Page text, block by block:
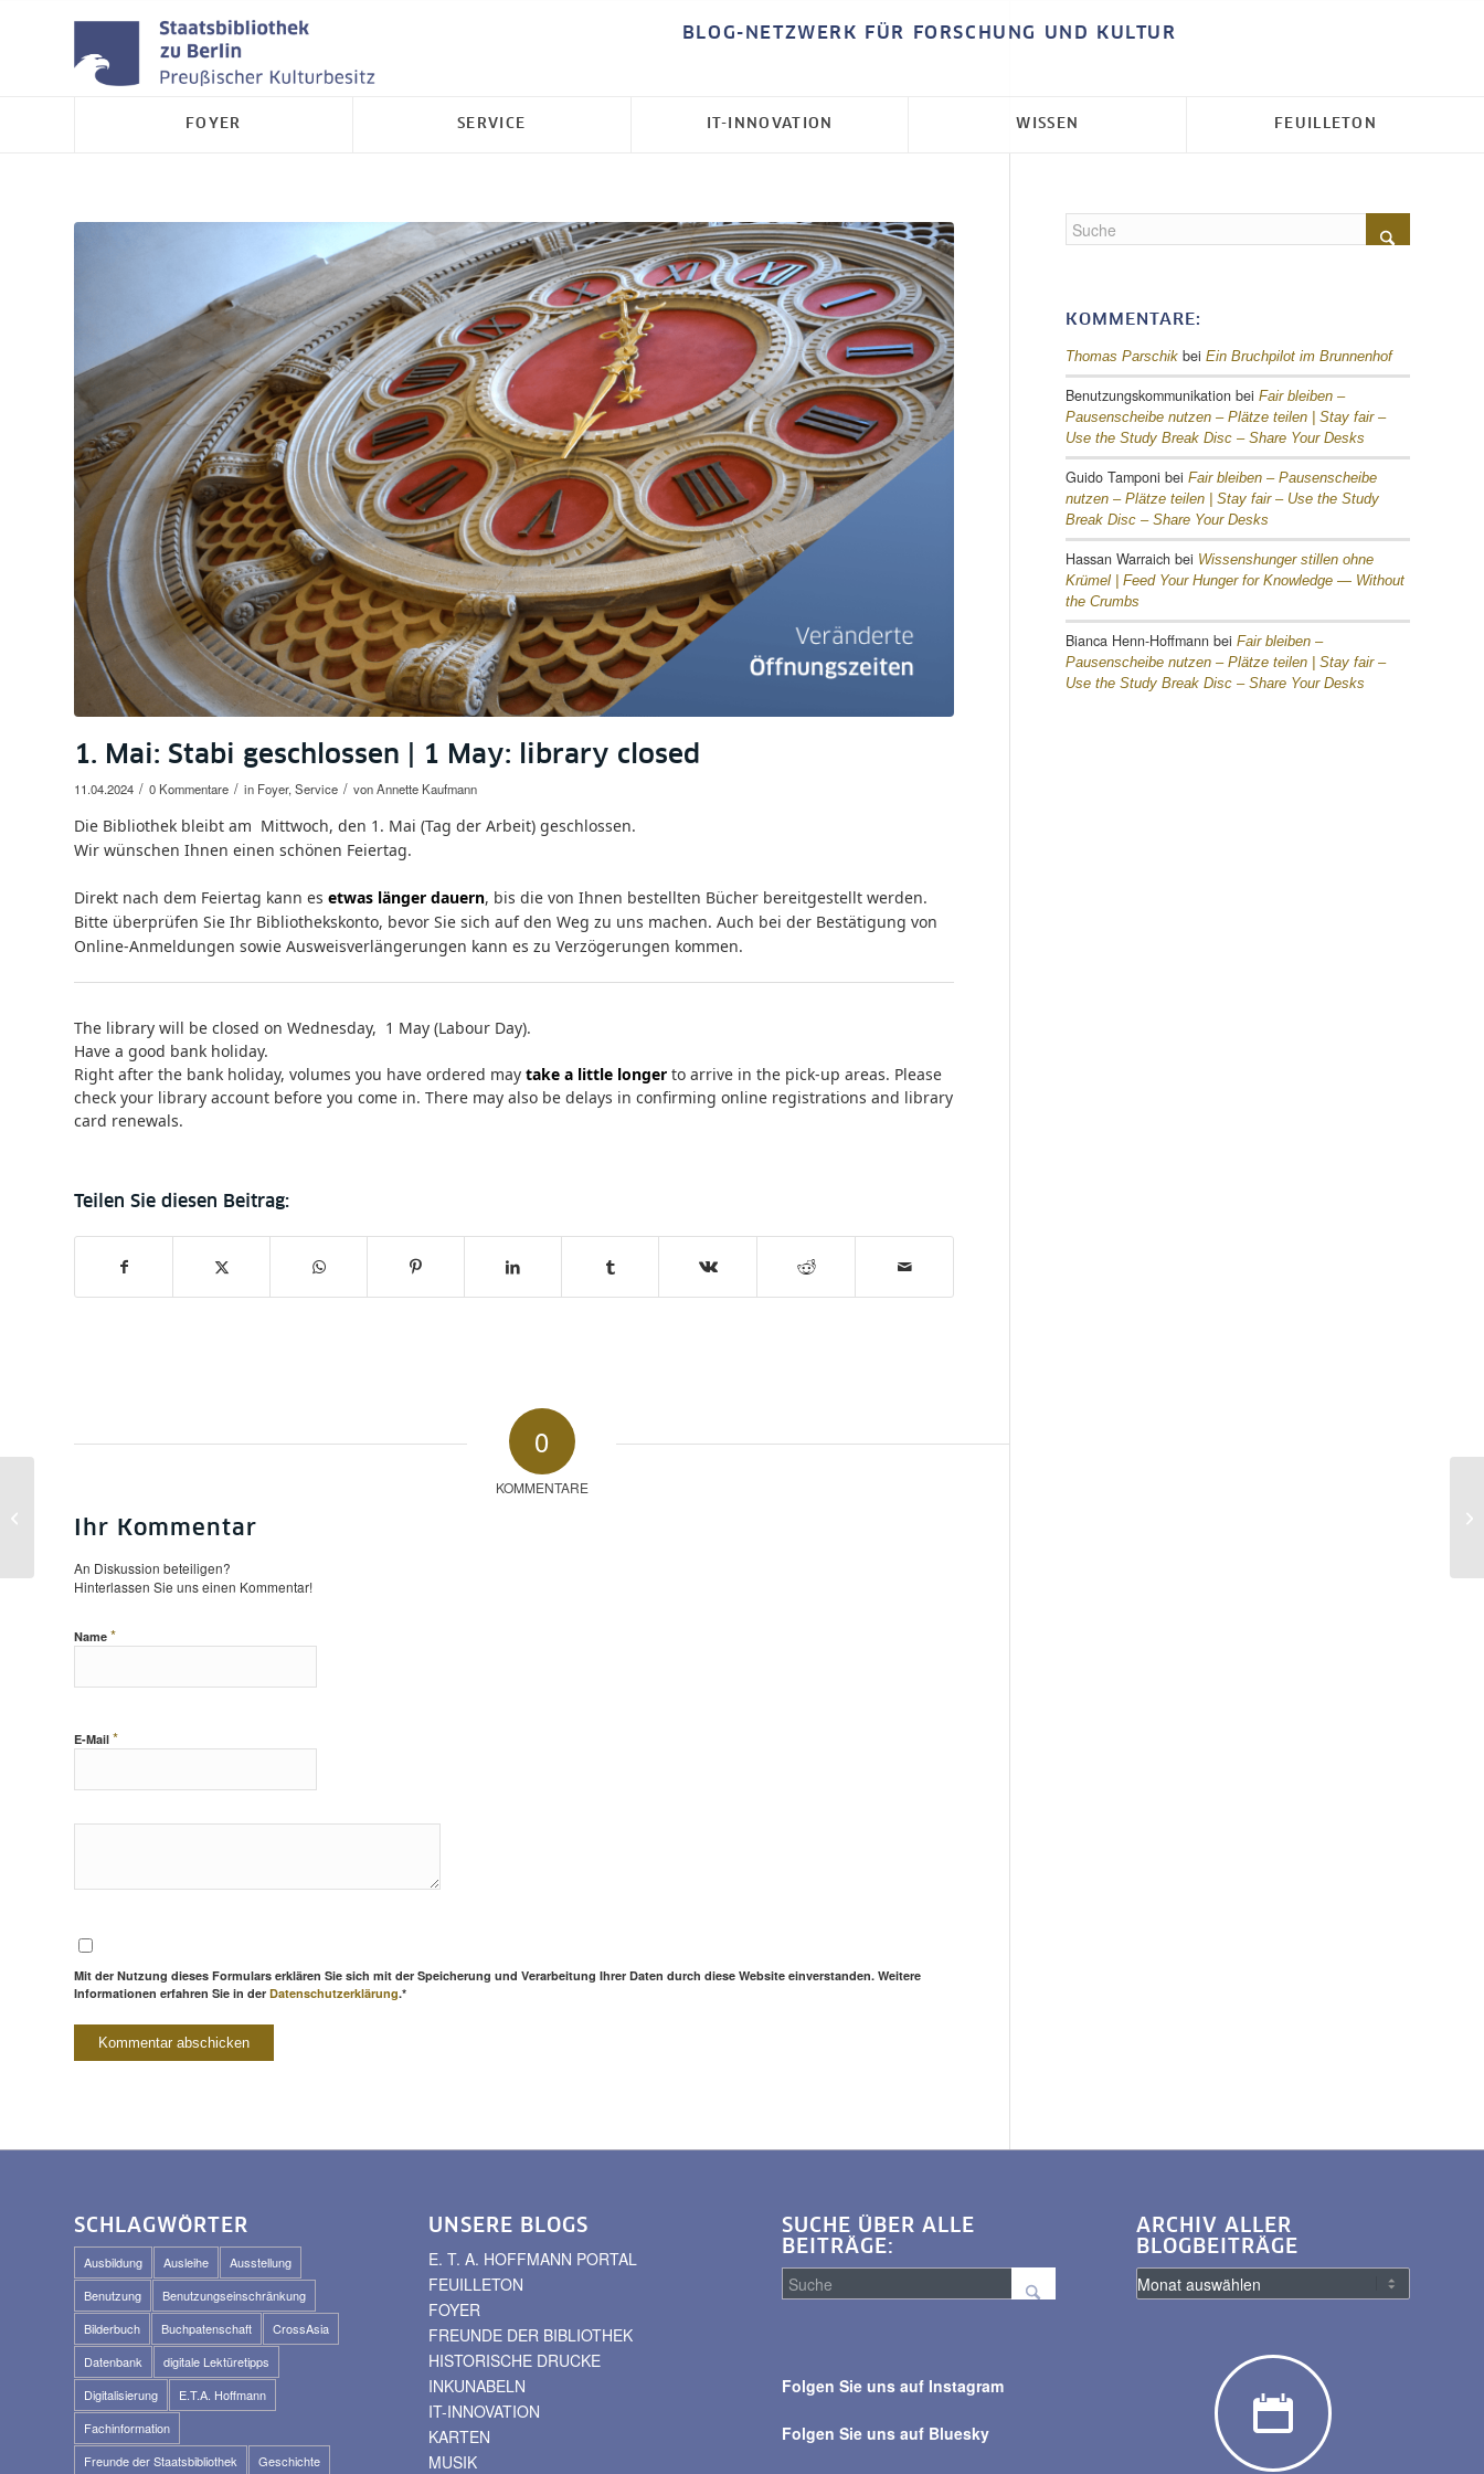
BLOG-NETZWERK FÜR FORSCHUNG UND KULTUR
FOYER SERVICE IT-INNOVATION WISSEN FEUILLETON
1. Mai: Stabi geschlossen | 1 May: library closed
11.04.2024 / 0 Kommentare / in Foyer, Service / vonAnnette Kaufmann
Die Bibliothek bleibt am Mittwoch, den 1. Mai (Tag der Arbeit) geschlossen.
Wir wünschen Ihnen einen schönen Feiertag.
Direkt nach dem Feiertag kann es etwas länger dauern, bis die von Ihnen bestellten Bücher bereitgestellt werden.
Bitte überprüfen Sie Ihr Bibliothekskonto, bevor Sie sich auf den Weg zu uns machen. Auch bei der Bestätigung von
Online-Anmeldungen sowie Ausweisverlängerungen kann es zu Verzögerungen kommen.
The library will be closed on Wednesday, 1 May (Labour Day).
Have a good bank holiday.
Right after the bank holiday, volumes you have ordered may take a little longer to arrive in the pick-up areas. Please
check your library account before you come in. There may also be delays in confirming online registrations and library
card renewals.
0
KOMMENTARE
Ihr Kommentar
An Diskussion beteiligen?
Hinterlassen Sie uns einen Kommentar!
Name *
E-Mail *
Mit der Nutzung dieses Formulars erklären Sie sich mit der Speicherung und Verarbeitung Ihrer Daten durch diese Website einverstanden. Weitere
Informationen erfahren Sie in der Datenschutzerklärung.*
KOMMENTARE:
Thomas Parschik bei Ein Bruchpilot im Brunnenhof
Benutzungskommunikation bei Fair bleiben –
Pausenscheibe nutzen – Plätze teilen | Stay fair –
Use the Study Break Disc – Share Your Desks
Guido Tamponi bei Fair bleiben – Pausenscheibe
nutzen – Plätze teilen | Stay fair – Use the Study
Break Disc – Share Your Desks
Hassan Warraich bei Wissenshunger stillen ohne
Krümel | Feed Your Hunger for Knowledge — Without
the Crumbs
Bianca Henn-Hoffmann bei Fair bleiben –
Pausenscheibe nutzen – Plätze teilen | Stay fair –
Use the Study Break Disc – Share Your Desks
SCHLAGWÖRTER
Ausbildung Ausleihe
Ausstellung
Benutzung
Benutzungseinschränkung
Bilderbuch
Buchpatenschaft
CrossAsia
Datenbank
digitale Lektüretipps
Digitalisierung
E.T.A. Hoffmann
Fachinformation
Freunde der Staatsbibliothek
Geschichte
UNSERE BLOGS
E. T. A. HOFFMANN PORTAL
FEUILLETON
FOYER
FREUNDE DER BIBLIOTHEK
HISTORISCHE DRUCKE
INKUNABELN
IT-INNOVATION
KARTEN
MUSIK
SUCHE ÜBER ALLE
BEITRÄGE:
alle
Folgen Sie uns auf Instagram
Folgen Sie uns auf Bluesky
ARCHIV ALLER
BLOGBEITRÄGE
kürzere Servicezeiten